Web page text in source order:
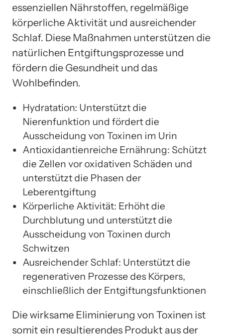
essenziellen Nährstoffen, regelmäßige
körperliche Aktivität und ausreichender
Schlaf. Diese Maßnahmen unterstützen die
natürlichen Entgiftungsprozesse und
fördern die Gesundheit und das
Wohlbefinden.
Hydratation: Unterstützt die
Nierenfunktion und fördert die
Ausscheidung von Toxinen im Urin
Antioxidantienreiche Ernährung: Schützt
die Zellen vor oxidativen Schäden und
unterstützt die Phasen der
Leberentgiftung
Körperliche Aktivität: Erhöht die
Durchblutung und unterstützt die
Ausscheidung von Toxinen durch
Schwitzen
Ausreichender Schlaf: Unterstützt die
regenerativen Prozesse des Körpers,
einschließlich der Entgiftungsfunktionen
Die wirksame Eliminierung von Toxinen ist
somit ein resultierendes Produkt aus der